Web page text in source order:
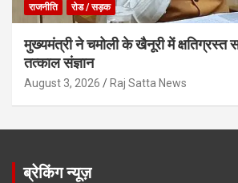
राजनीति रोड / सड़क
मुख्यमंत्री ने चमोली के खैनूरी में क्षतिग्रस्त
तत्काल संज्ञान
August 3, 2026 Raj Satta News
ब्रेकिंग न्यूज़